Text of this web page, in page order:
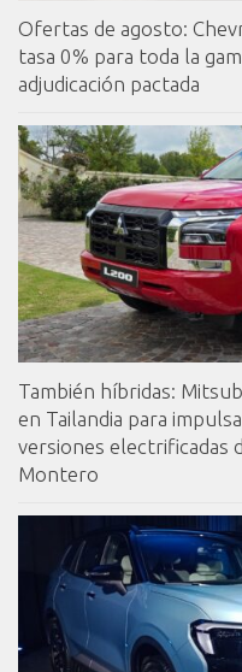
Ofertas de agosto:
tasa 0% para toda la
adjudicación pactada
También híbridas:
en Tailandia para
versiones electrificadas
Montero